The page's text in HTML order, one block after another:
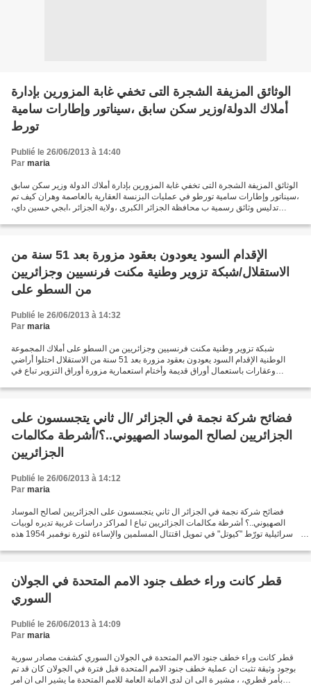
الوثائق المزيفة الشجرة التى تخفي غابة المزورين بإدارة
أملاك الدولة/وزير سكن سابق ،سيناتور وإطارات سامية
تورط
Publié le 26/06/2013 à 14:40
Par maria
الوثائق المزيفة الشجرة التى تخفي غابة المزورين بإدارة أملاك الدولة وزير سكن سابق
،سيناتور وإطارات سامية تورطو في عمليات البزنسة العقارية بالعاصمة وهران كيف تم
تدليس وثائق رسمية ب محافظة الجزائر الكبرى ،ولاية الجزائر ،ابجي حسين داي،
الإقدام السود يعودون بعقود مزورة بعد 51 سنة من
الاستقلال/شبكة تزوير وطنية مكنت فرنسيين وجزائريين
من السطو على
Publié le 26/06/2013 à 14:32
Par maria
شبكة تزوير وطنية مكنت فرنسيين وجزائريين من السطو على أملاك المجموعة
الوطنية الإقدام السود يعودون بعقود مزورة بعد 51 سنة من الاستقلال احتلوا أراضي
وعقارات باستعمال أوراق قديمة وأختام استعمارية مزورة أوراق التزوير تباع في
فضائح شركة نجمة في الجزائر /ال ثاني يتجسسون على
الجزائريين لصالح الموساد الصهيوني..؟/أشرطة مكالمات
الجزائريين
Publié le 26/06/2013 à 14:12
Par maria
فضائح شركة نجمة في الجزائر ال ثاني يتجسسون على الجزائريين لصالح الموساد
الصهيوني..؟ أشرطة مكالمات الجزائريين تباع ا لمراكز دراسات غربية تديره لوبيات
إسرائيلية تورّط "كيوتل" في تمويل اقتتال المسلمين والإساءة لثورة نوفمبر 1954 هذه
قطر كانت وراء خطف جنود الامم المتحدة في الجولان
السوري
Publié le 26/06/2013 à 14:09
Par maria
قطر كانت وراء خطف جنود الامم المتحدة في الجولان السوري كشفت مصادر سورية
بوجود وثيقة تثبت ان عملية خطف جنود الامم المتحدة قبل فترة في الجولان كان قد تم
بأمر قطري، ، مشير ة الى ان لدى الامانة العامة للامم المتحدة ما يشير الى ان امر